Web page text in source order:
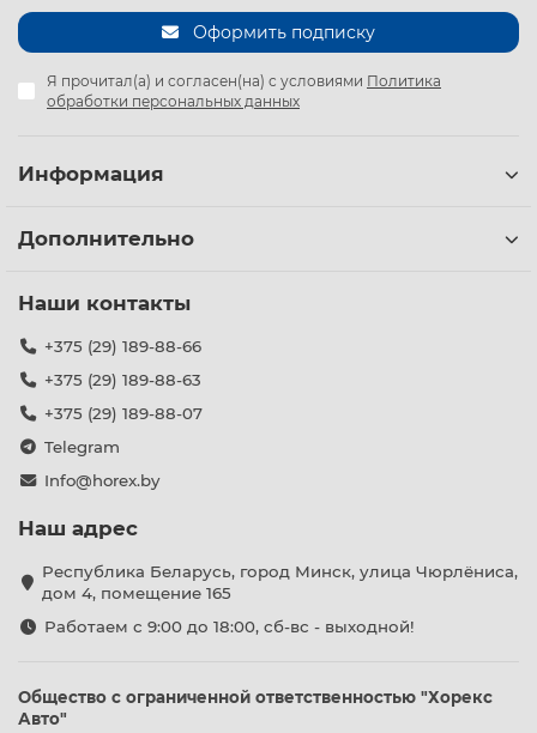
Оформить подписку
Я прочитал(а) и согласен(на) с условиями Политика
обработки персональных данных
Информация
Дополнительно
Наши контакты
+375 (29) 189-88-66
+375 (29) 189-88-63
+375 (29) 189-88-07
Telegram
Info@horex.by
Наш адрес
Республика Беларусь, город Минск, улица Чюрлёниса,
дом 4, помещение 165
Работаем с 9:00 до 18:00, сб-вс - выходной!
Общество с ограниченной ответственностью "Хорекс
Авто"